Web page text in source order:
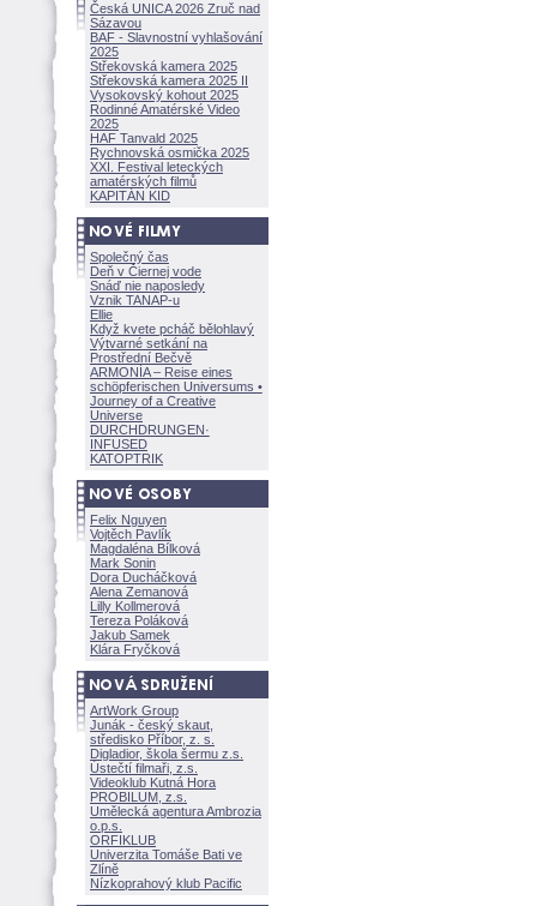
Česká UNICA 2026 Zruč nad
Sázavou
BAF - Slavnostní vyhlašování
2025
Střekovská kamera 2025
Střekovská kamera 2025 II
Vysokovský kohout 2025
Rodinné Amatérské Video
2025
HAF Tanvald 2025
Rychnovská osmička 2025
XXI. Festival leteckých
amatérských filmů
KAPITÁN KID
Společný čas
Deň v Čiernej vode
Snáď nie naposledy
Vznik TANAP-u
Ellie
Když kvete pcháč bělohlavý
Výtvarné setkání na
Prostřední Bečvě
ARMONÍA – Reise eines
schöpferischen Universums •
Journey of a Creative
Universe
DURCHDRUNGEN·
INFUSED
KATOPTRIK
Felix Nguyen
Vojtěch Pavlík
Magdaléna Bílkov
Mark Sonin
Dora Ducháčkov
Alena Zemanov
Lilly Kollmerov
Tereza Polákov
Jakub Samek
Klára Fryčkov
ArtWork Group
Junák - český skaut,
středisko Příbor, z. s.
Digladior, škola šermu z.s.
Ústečtí filmaři, z.s.
Videoklub Kutná Hora
PROBILUM, z.s.
Umělecká agentura Ambrozia
o.p.s.
ORFIKLUB
Univerzita Tomáše Bati ve
Zlíně
Nízkoprahový klub Pacific